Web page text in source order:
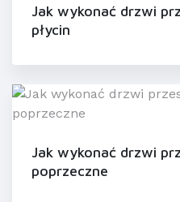
Jak wykonać drzwi
płycin
Jak wykonać drzwi
poprzeczne